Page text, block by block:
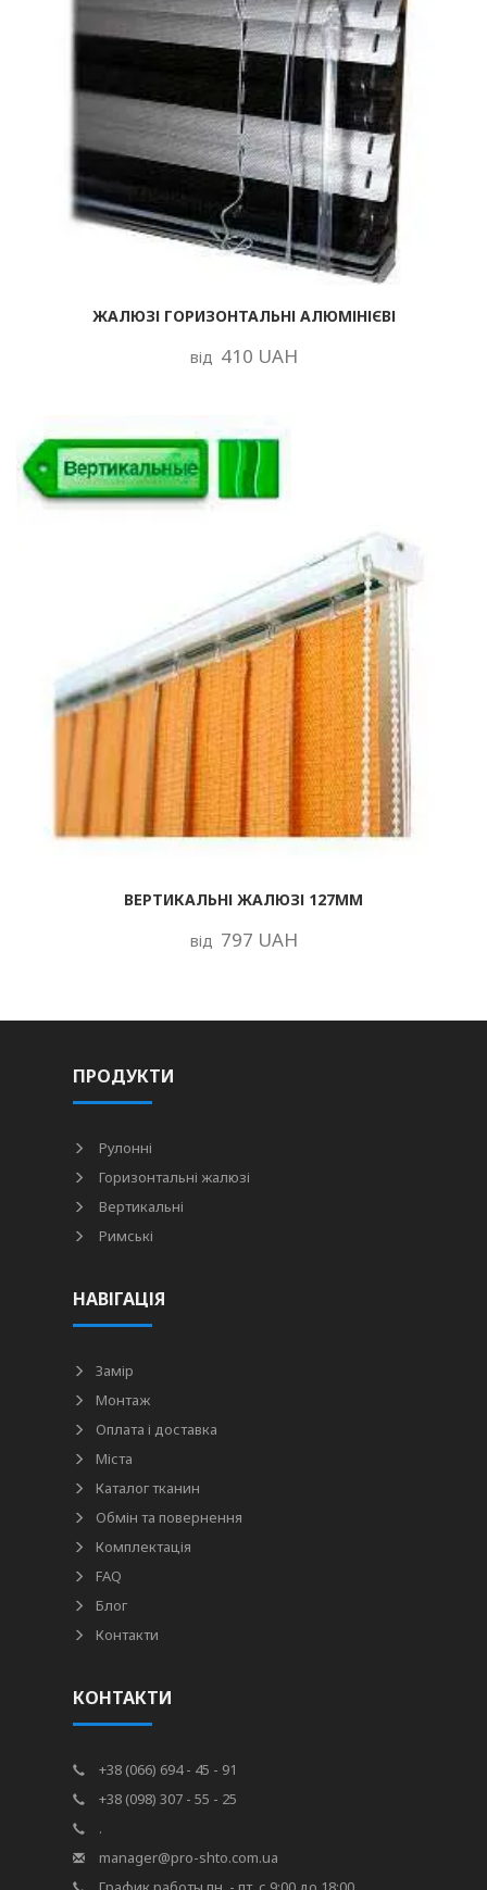
ЖАЛЮЗІ ГОРИЗОНТАЛЬНІ АЛЮМІНІЄВІ
від 410 UAH
ВЕРТИКАЛЬНІ ЖАЛЮЗІ 127ММ
від 797 UAH
ПРОДУКТИ
Рулонні
Горизонтальні жалюзі
Вертикальні
Римські
НАВІГАЦІЯ
Замір
Монтаж
Оплата і доставка
Міста
Каталог тканин
Обмін та повернення
Комплектація
FAQ
Блог
Контакти
КОНТАКТИ
+38 (066) 694 - 45 - 91
+38 (098) 307 - 55 - 25
.
manager@pro-shto.com.ua